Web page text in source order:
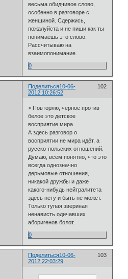
весьма обидчивое слово,
особенно в разговоре с
женщиной. Сдержись,
пожалуйста и не пиши как ты
понимаешь это слово.
Рассчитываю на
взаимопонимание.
0
Поделиться 102
10-06-
2012 10:26:52
> Повторяю, черное против
белое это детское
восприятие мира.
А здесь разговор о
восприятии не мира идёт, а
русско-польских отношений.
Думаю, всем понятно, что это
всегда однозначно
дерьмовые отношения,
никакой дружбы и даже
какого-нибудь нейтралитета
здесь нету и быть не может.
Только тупая звериная
ненависть одичавших
аборигенов болот.
0
Поделиться 103
10-06-
2012 22:03:29